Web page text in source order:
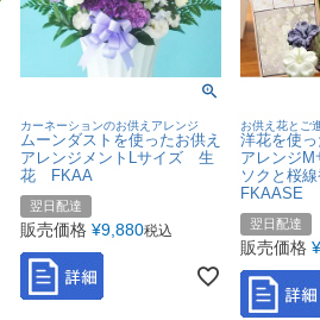
カーネーションのお供えアレンジ
ムーンダストを使ったお供え
アレンジメントLサイズ 生
花 FKAA
翌日配達
販売価格 ¥9,880税込
お供え花とご
洋花を使
アレンジM
ソクと桜
FKAASE
翌日配達
販売価格